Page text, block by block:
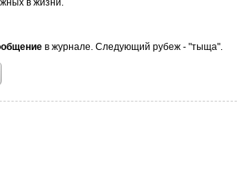
в жизни.
в журнале. Следующий рубеж - "тыща".